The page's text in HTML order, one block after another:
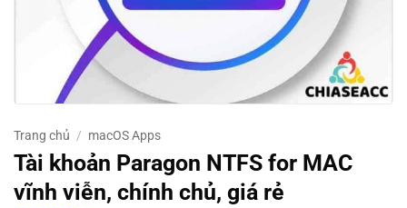
Trang chủ / macOS Apps
Tài khoản Paragon NTFS for MAC
vĩnh viễn, chính chủ, giá rẻ